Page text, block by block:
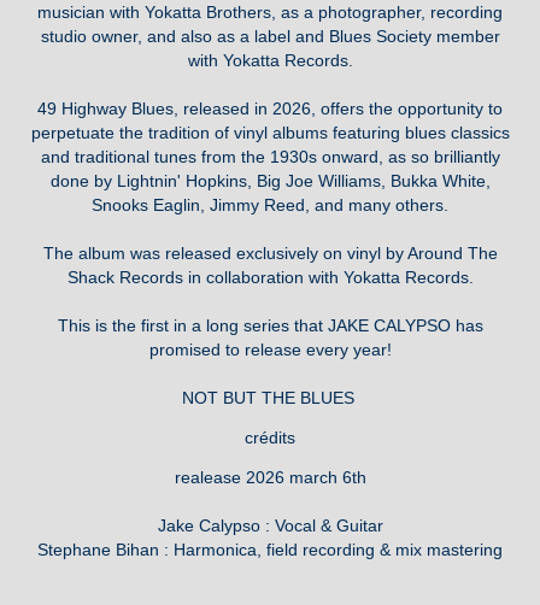
musician with Yokatta Brothers, as a photographer, recording
studio owner, and also as a label and Blues Society member
with Yokatta Records.
49 Highway Blues, released in 2026, offers the opportunity to
perpetuate the tradition of vinyl albums featuring blues classics
and traditional tunes from the 1930s onward, as so brilliantly
done by Lightnin' Hopkins, Big Joe Williams, Bukka White,
Snooks Eaglin, Jimmy Reed, and many others.
The album was released exclusively on vinyl by Around The
Shack Records in collaboration with Yokatta Records.
This is the first in a long series that JAKE CALYPSO has
promised to release every year!
NOT BUT THE BLUES
crédits
realease 2026 march 6th
Jake Calypso : Vocal & Guitar
Stephane Bihan : Harmonica, field recording & mix mastering